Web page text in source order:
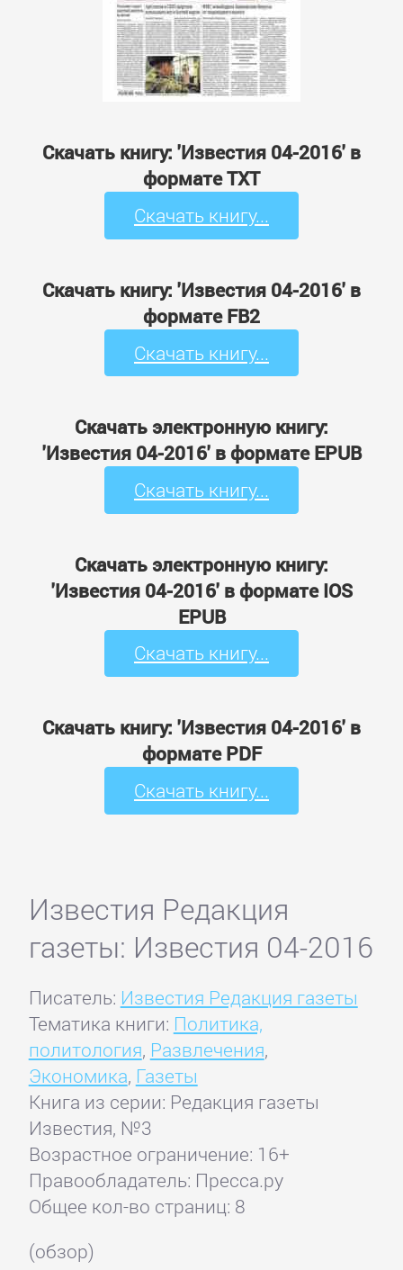
Скачать книгу: 'Известия 04-2016' в
формате TXT
Скачать книгу...
Скачать книгу: 'Известия 04-2016' в
формате FB2
Скачать книгу...
Скачать электронную книгу:
'Известия 04-2016' в формате EPUB
Скачать книгу...
Скачать электронную книгу:
'Известия 04-2016' в формате IOS
EPUB
Скачать книгу...
Скачать книгу: 'Известия 04-2016' в
формате PDF
Скачать книгу...
Известия Редакция
газеты: Известия 04-2016
Писатель: Известия Редакция газеты
Тематика книги: Политика,
политология, Развлечения,
Экономика, Газеты
Книга из серии: Редакция газеты
Известия, №3
Возрастное ограничение: 16+
Правообладатель: Пресса.ру
Общее кол-во страниц: 8
(обзор)